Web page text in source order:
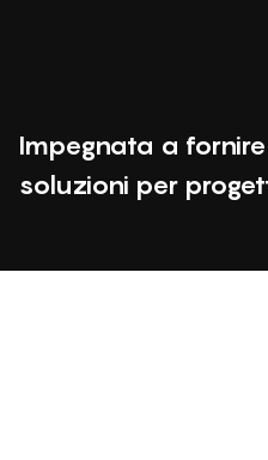
Impegnata a
soluzioni per